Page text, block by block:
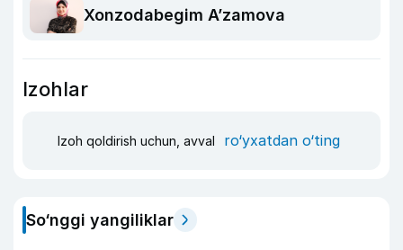
Xonzodabegim Aʼzamova
Izohlar
Izoh qoldirish uchun, avval ro‘yxatdan o‘ting
So‘nggi yangiliklar